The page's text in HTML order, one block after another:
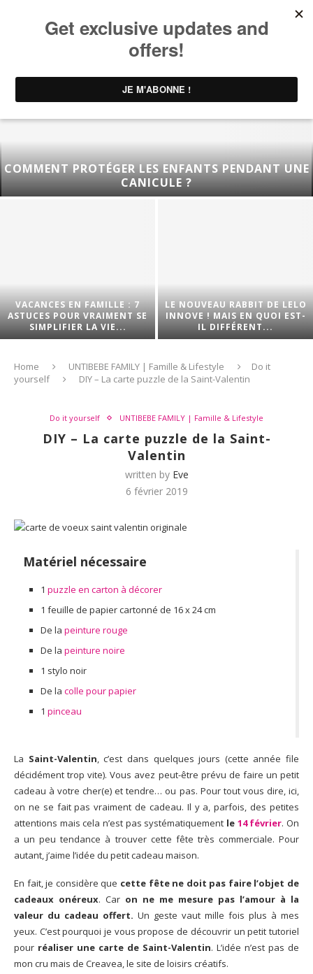
COMMENT PROTÉGER LES ENFANTS PENDANT UNE
CANICULE ?
VACANCES EN FAMILLE : 7
ASTUCES POUR VRAIMENT SE
SIMPLIFIER LA VIE...
LE NOUVEAU RABBIT DE LELO
INNOVE ! MAIS EN QUOI EST-
IL DIFFÉRENT...
Home UNTIBEBE FAMILY | Famille & Lifestyle
Do it
yourself
DIY – La carte puzzle de la Saint-Valentin
Do it yourself UNTIBEBE FAMILY | Famille & Lifestyle
DIY – La carte puzzle de la Saint-
Valentin
written by Eve
6 février 2019
Matériel nécessaire
1 puzzle en carton à décorer
1 feuille de papier cartonné de 16 x 24 cm
De la peinture rouge
De la peinture noire
1 stylo noir
De la colle pour papier
1 pinceau
La Saint-Valentin, c’est dans quelques jours (cette année file
décidément trop vite). Vous avez peut-être prévu de faire un petit
cadeau à votre cher(e) et tendre… ou pas. Pour tout vous dire, ici,
on ne se fait pas vraiment de cadeau. Il y a, parfois, des petites
attentions mais cela n’est pas systématiquement le 14 février. On
a un peu tendance à trouver cette fête très commerciale. Pour
autant, j’aime l’idée du petit cadeau maison.
En fait, je considère que cette fête ne doit pas faire l’objet de
cadeaux onéreux. Car on ne me mesure pas l’amour à la
valeur du cadeau offert. Un geste vaut mille fois plus à mes
yeux. C’est pourquoi je vous propose de découvrir un petit tutoriel
pour réaliser une carte de Saint-Valentin. L’idée n’est pas de
mon cru mais de Creavea, le site de loisirs créatifs.